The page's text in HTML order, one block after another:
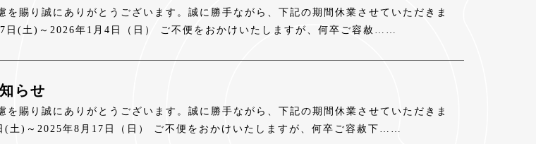
を賜り誠にありがとうございます。誠に勝手ながら、下記の期間休業させていただきま
日(土)～2026年1月4日（日） ご不便をおかけいたしますが、何卒ご容赦……
らせ
を賜り誠にありがとうございます。誠に勝手ながら、下記の期間休業させていただきま
(土)～2025年8月17日（日） ご不便をおかけいたしますが、何卒ご容赦下……